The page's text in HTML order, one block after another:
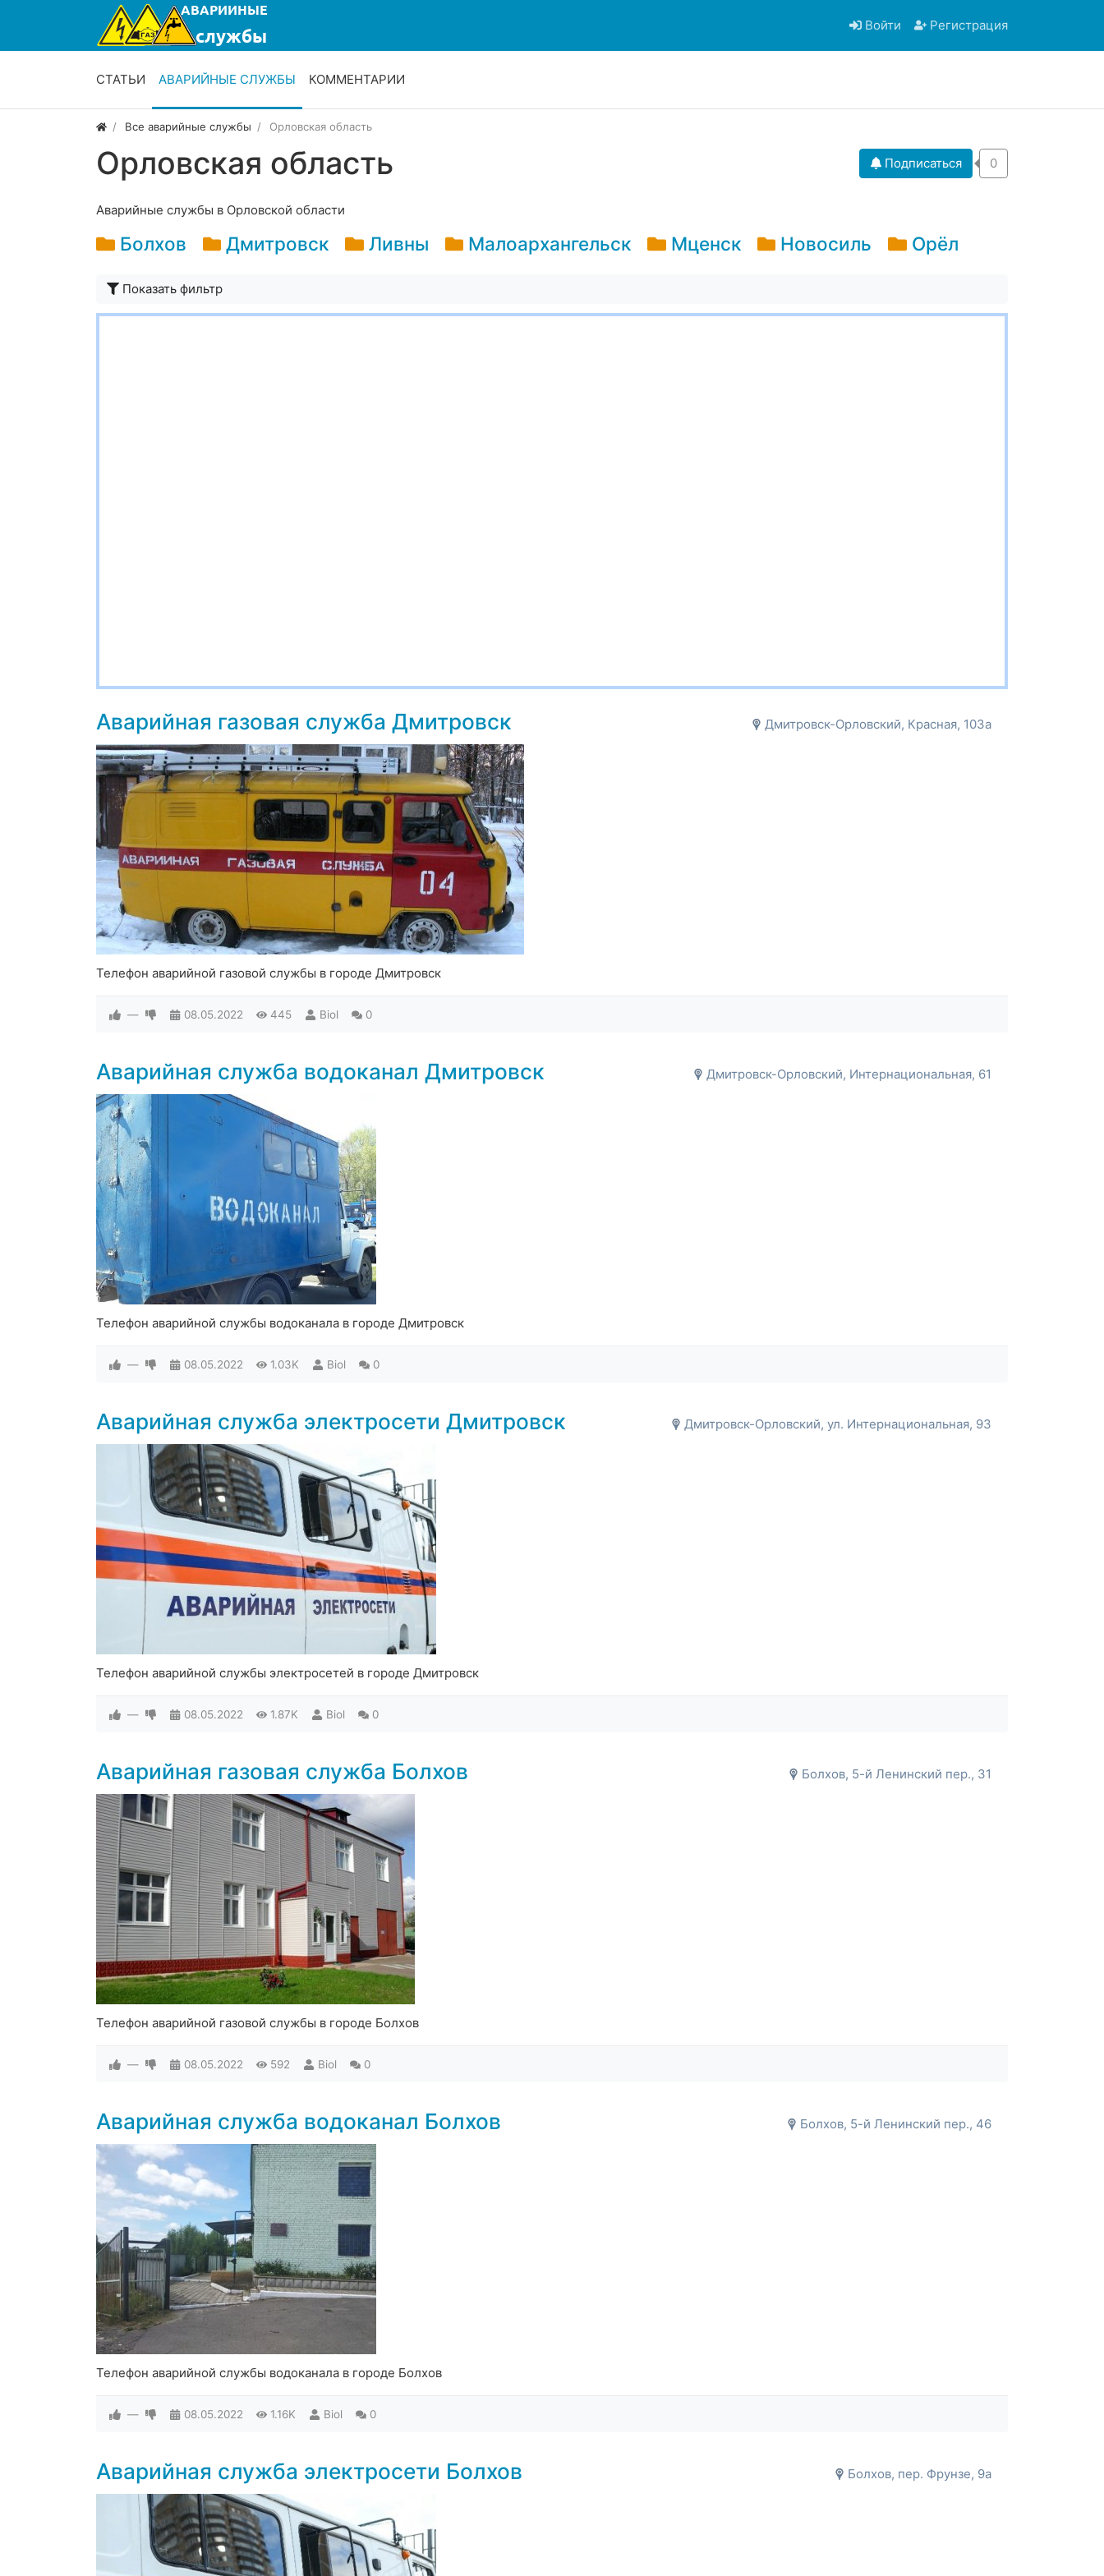
Войти Регистрация
СТАТЬИ АВАРИЙНЫЕ СЛУЖБЫ КОММЕНТАРИИ
Все аварийные службы Орловская область
Орловская область Подписаться 0
Аварийные службы в Орловской области
Болхов Дмитровск Ливны Малоархангельск Мценск Новосиль Орёл
Показать фильтр
Дмитровск-Орловский, Красная, 103а
Аварийная газовая служба Дмитровск
Телефон аварийной газовой службы в городе Дмитровск
— 08.05.2022 445 Biol 0
Дмитровск-Орловский, Интернациональная, 61
Аварийная служба водоканал Дмитровск
Телефон аварийной службы водоканала в городе Дмитровск
— 08.05.2022 1.03K Biol 0
Дмитровск-Орловский, ул. Интернациональная, 93
Аварийная служба электросети Дмитровск
Телефон аварийной службы электросетей в городе Дмитровск
— 08.05.2022 1.87K Biol 0
Болхов, 5-й Ленинский пер., 31
Аварийная газовая служба Болхов
Телефон аварийной газовой службы в городе Болхов
— 08.05.2022 592 Biol 0
Болхов, 5-й Ленинский пер., 46
Аварийная служба водоканал Болхов
Телефон аварийной службы водоканала в городе Болхов
— 08.05.2022 1.16K Biol 0
Болхов, пер. Фрунзе, 9а
Аварийная служба электросети Болхов